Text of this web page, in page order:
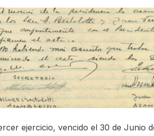
ejercicio, vencido el 30 de Junio